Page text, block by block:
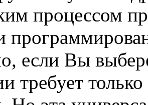
процессом
если Вы
требует